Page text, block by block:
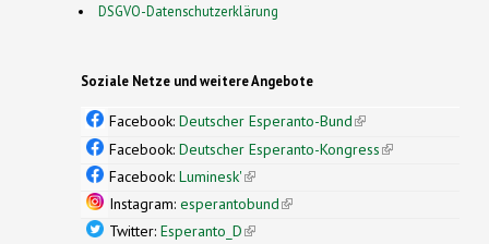
DSGVO-Datenschutzerklärung
Soziale Netze und weitere Angebote
Facebook: Deutscher Esperanto-Bund(link is
external)
Facebook: Deutscher Esperanto-Kongress(link is
Facebook: Luminesk'(link is external)
Instagram: esperantobund(link is external)
Twitter: Esperanto_D(link is external)